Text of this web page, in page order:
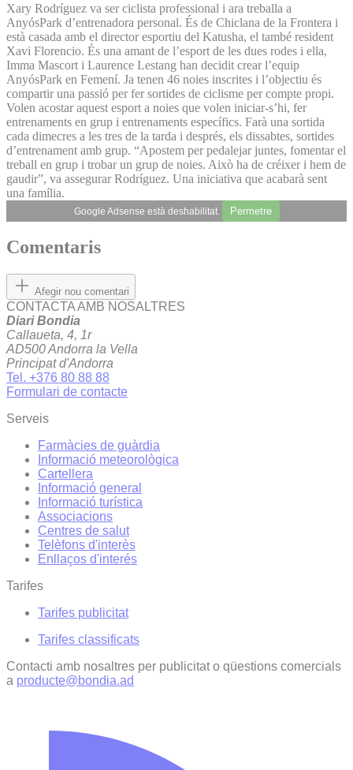
Xary Rodríguez va ser ciclista professional i ara treballa a
AnyósPark d’entrenadora personal. És de Chiclana de la Frontera i
està casada amb el director esportiu del Katusha, el també resident
Xavi Florencio. És una amant de l’esport de les dues rodes i ella,
Imma Mascort i Laurence Lestang han decidit crear l’equip
AnyósPark en Femení. Ja tenen 46 noies inscrites i l’objectiu és
compartir una passió per fer sortides de ciclisme per compte propi.
Volen acostar aquest esport a noies que volen iniciar-s’hi, fer
entrenaments en grup i entrenaments específics. Farà una sortida
cada dimecres a les tres de la tarda i després, els dissabtes, sortides
d’entrenament amb grup. “Apostem per pedalejar juntes, fomentar el
treball en grup i trobar un grup de noies. Això ha de créixer i hem de
gaudir”, va assegurar Rodríguez. Una iniciativa que acabarà sent
una família.
Google Adsense està deshabilitat. Permetre
Comentaris
Afegir nou comentari
CONTACTA AMB NOSALTRES
Diari Bondia
Callaueta, 4, 1r
AD500 Andorra la Vella
Principat d'Andorra
Tel. +376 80 88 88
Formulari de contacte
Serveis
Farmàcies de guàrdia
Informació meteorològica
Cartellera
Informació general
Informació turística
Associacions
Centres de salut
Telèfons d'interès
Enllaços d'interés
Tarifes
Tarifes publicitat
Tarifes classificats
Contacti amb nosaltres per publicitat o qüestions comercials
a producte@bondia.ad